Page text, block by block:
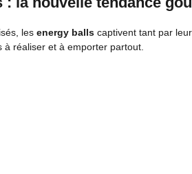
les energy balls captivent tant par
à réaliser et à emporter partout.